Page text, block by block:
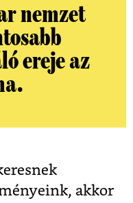
nemzet
ereje az
akkor